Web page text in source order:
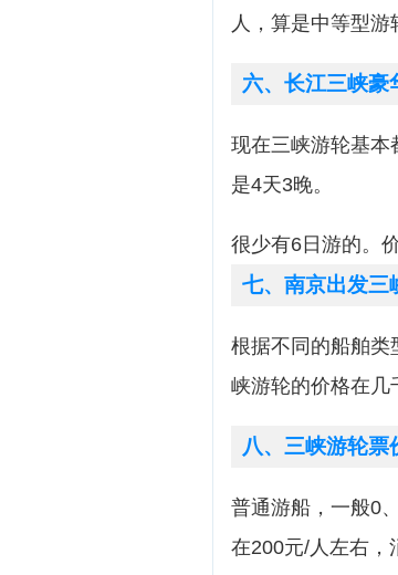
人，算是中等型游
六、长江三峡豪
现在三峡游轮基本
是4天3晚。
很少有6日游的。
七、南京出发三
根据不同的船舶类
峡游轮的价格在几
八、三峡游轮票
普通游船，一般0
在200元/人左右，